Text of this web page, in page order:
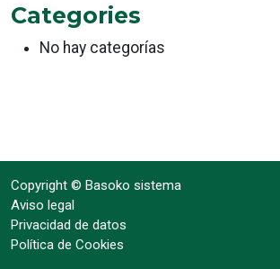
Categories
No hay categorías
Copyright © Basoko sistema
Aviso legal
Privacidad de datos
Política de Cookies